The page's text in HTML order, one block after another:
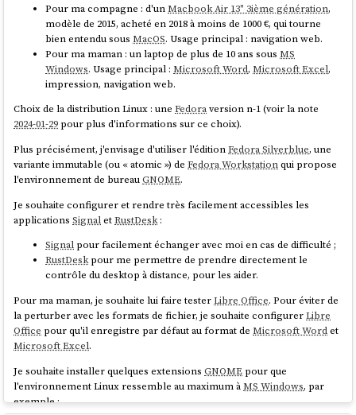
Pour ma compagne : d'unMacbook Air 13" 3ième génération,
modèle de 2015, acheté en 2018 à moins de 1000 €, qui tourne
bien entendu sousMacOS. Usage principal : navigation web.
Pour ma maman : un laptop de plus de 10 ans sousMS
Windows. Usage principal :Microsoft Word,Microsoft Excel,
impression, navigation web.
Choix de la distribution Linux : uneFedoraversion n-1 (voir la note
2024-01-29 pour plus d'informations sur ce choix).
Plus précisément, j'envisage d'utiliser l'éditionFedora Silverblue, une
variante immutable (ou « atomic ») deFedora Workstationqui propose
l'environnement de bureauGNOME.
Je souhaite configurer et rendre très facilement accessibles les
applicationsSignaletRustDesk:
Signal pour facilement échanger avec moi en cas de difficulté ;
RustDeskpour me permettre de prendre directement le
contrôle du desktop à distance, pour les aider.
Pour ma maman, je souhaite lui faire testerLibre Office. Pour éviter de
la perturber avec les formats de fichier, je souhaite configurerLibre
Office pour qu'il enregistre par défaut au format deMicrosoft Wordet
Microsoft Excel.
Je souhaite installer quelques extensionsGNOME pour que
l'environnement Linux ressemble au maximum àMS Windows, par
exemple :